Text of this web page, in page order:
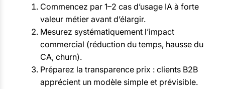
Commencez par 1–2 cas d’usage IA à forte
valeur métier avant d’élargir.
Mesurez systématiquement l’impact
commercial (réduction du temps, hausse du
CA, churn).
Préparez la transparence prix : clients B2B
apprécient un modèle simple et prévisible.